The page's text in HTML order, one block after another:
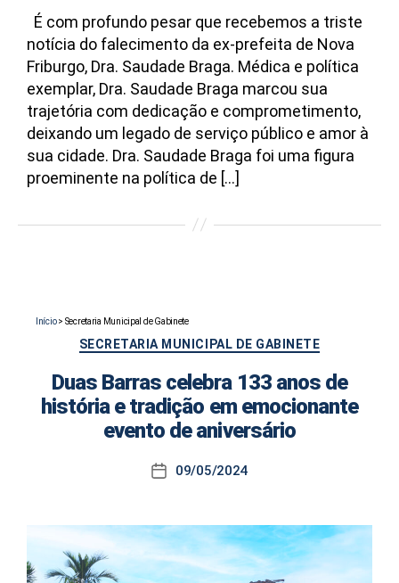
É com profundo pesar que recebemos a triste
notícia do falecimento da ex-prefeita de Nova
Friburgo, Dra. Saudade Braga. Médica e política
exemplar, Dra. Saudade Braga marcou sua
trajetória com dedicação e comprometimento,
deixando um legado de serviço público e amor à
sua cidade. Dra. Saudade Braga foi uma figura
proeminente na política de […]
Início> Secretaria Municipal de Gabinete
Categorias
SECRETARIA MUNICIPAL DE GABINETE
Duas Barras celebra 133 anos de
história e tradição em emocionante
evento de aniversário
Data09/05/2024